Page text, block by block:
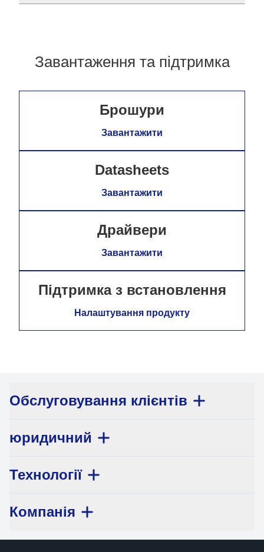
Завантаження та підтримка
Брошури
Завантажити
Datasheets
Завантажити
Драйвери
Завантажити
Підтримка з встановлення
Налаштування продукту
Обслуговування клієнтів
юридичний
Технології
Компанія